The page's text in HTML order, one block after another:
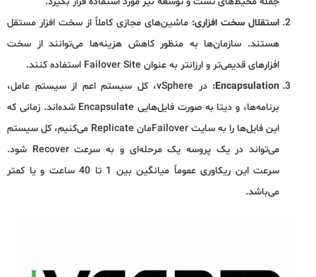
استقلال سخت افزاری: ماشین‌های مجازی کاملاً از سخت افزار مستقل
هستند. سازمان‌ها به منظور کاهش هزینه‌ها می‌توانند از سخت
افزارهای قدیمی‌تر و ارزانتر به عنوان Failover Site استفاده کنند.
Encapsulation
:
در vSphere، کل سیستم اعم از سیستم عامل،
برنامه‌ها، و دیتا به صورت فایل‌هایی Encapsulate شده‌اند. زمانی که
این فایل‌ها را به سایت Failoverمان Replicate می‌کنیم، کل سیستم
می‌تواند در یک پروسه یک مرحله‌ای و به سرعت Recover شود.
سرعت این ریکاوری عموماً میانگین بین 1 تا 40 ساعت و یا کمتر
می‌باشد.